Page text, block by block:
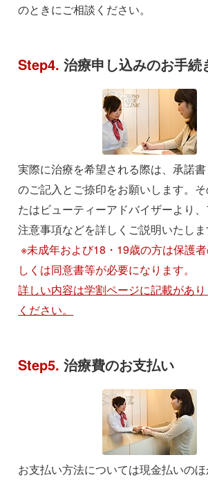
のときにご相談ください。
Step4. 治療申し込みのお手続
実際に治療を希望される際は、承諾書
のご記入とご捺印をお願いします。
たはビューティーアドバイザーより
注意事項などを詳しくご説明いたしま
※未成年および18・19歳の方は保護
しくは同意書等が必要になります。
詳しい内容は学割ページに記載があ
ください。
Step5. 治療費のお支払い
お支払い方法については現金払いの